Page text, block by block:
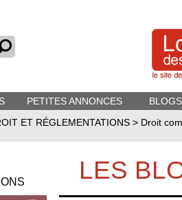
PETITES ANNONCES
ET RÉGLEMENTATIONS > Droit
LES